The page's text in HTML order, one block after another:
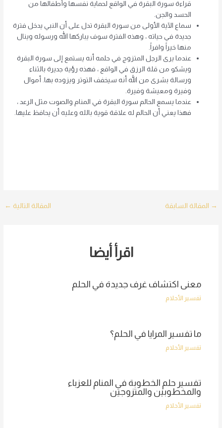
قراءة سورة البقرة في الواقع لحماية نفسها وأطفالها من
الحسد والجن.
سماع الآية الأولى من سورة البقرة تدل على أن النبي يدخل فترة
جديدة في حياته ، وهذه الفترة سوف يباركها الله ورسوله وينال
منها خيراً وافراً.
عندما يرى الرجل المتزوج في حلمه أنه يستمع إلى سورة البقرة
ويشكو من قلة الرزق في الواقع ، فهذه رؤية جديرة بالثناء
ورسالة بشرى من الله أنه سيخفف التوتر ويزوده بها. أموال
وفيرة ومعيشة وفيرة.
عندما يسمع الحالم سورة البقرة في المنام والصوت مثل الرعد ،
فهذا يعني أن الحالم له علاقة قوية بالله وعليه أن يحافظ عليها.
Post
→ المقالة السابقة المقالة التالية ←
اقرأ أيضا
معنى اكتشاف غرف جديدة في الحلم
تفسير الأحلام
ما تفسير المرايا في الحلم؟
تفسير الأحلام
تفسير حلم الخطوبة في المنام للعزباء
والمخطوبين والمتزوجين
تفسير الأحلام